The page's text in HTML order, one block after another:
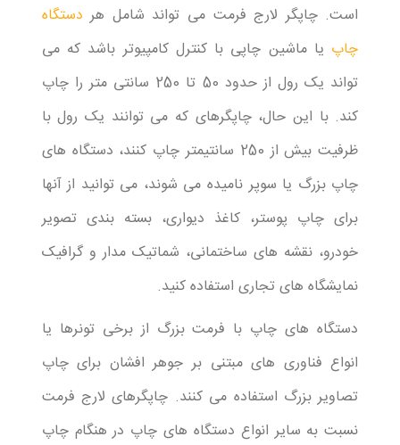
است. چاپگر لارج فرمت می تواند شامل هر دستگاه
چاپ یا ماشین چاپی با کنترل کامپیوتر باشد که می
تواند یک رول از حدود 50 تا 250 سانتی متر را چاپ
کند. با این حال، چاپگرهای که می توانند یک رول با
ظرفیت بیش از 250 سانتیمتر چاپ کنند، دستگاه های
چاپ بزرگ یا سوپر نامیده می شوند، می توانید از آنها
برای چاپ پوستر، کاغذ دیواری، بسته بندی تصویر
خودرو، نقشه های ساختمانی، شماتیک مدار و گرافیک
نمایشگاه‌ های تجاری استفاده کنید.
دستگاه های چاپ با فرمت بزرگ از برخی تونرها یا
انواع فناوری های مبتنی بر جوهر افشان برای چاپ
تصاویر بزرگ استفاده می کنند. چاپگرهای لارج فرمت
نسبت به سایر انواع دستگاه های چاپ در هنگام چاپ